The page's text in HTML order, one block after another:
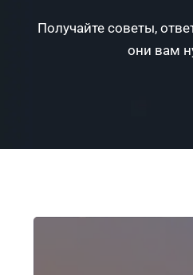
Получайте советы,
они вам